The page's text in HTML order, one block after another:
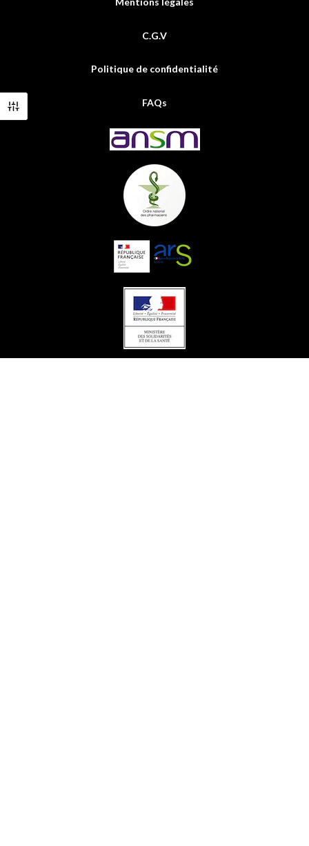
C.G.V
Politique de confidentialité
FAQs